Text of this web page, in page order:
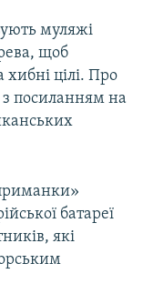
муляжі
щоб
цілі. Про
з посиланням на
батареї
які